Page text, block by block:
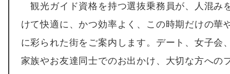
観光ガイド資格を持つ選抜乗務員が、人混み
けて快適に、かつ効率よく、この時期だけの華
に彩られた街をご案内します。デート、女子会
家族やお友達同士でのお出かけ、大切な方への